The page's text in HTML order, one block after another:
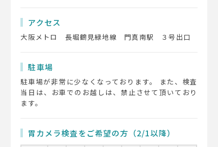
アクセス
大阪メトロ 長堀鶴見緑地線 門真南駅 ３号出口
駐車場
駐車場が非常に少なくなっております。 また、検査
当日は、お車でのお越しは、禁止させて頂いており
ます。
胃カメラ検査をご希望の方（2/1以降）